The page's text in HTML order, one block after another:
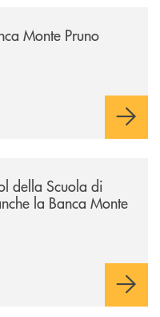
Monte Pruno
della Scuola di
la Banca Monte